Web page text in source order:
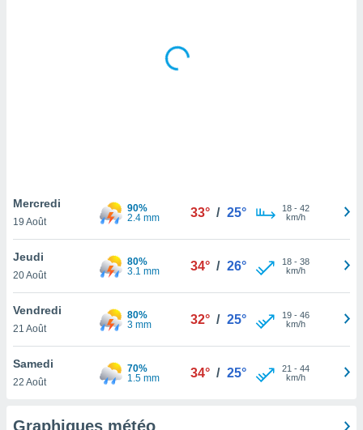
notre
que
et que
Mercredi
19 Août
90%
2.4 mm
33° / 25° 18- 42
km/h
Jeudi
20 Août
80%
3.1 mm
34° / 26° 18- 38
km/h
Vendredi
21 Août
80%
3 mm
32° / 25° 19- 46
km/h
Samedi
22 Août
70%
1.5 mm
34° / 25° 21 - 44
km/h
Graphiques météo